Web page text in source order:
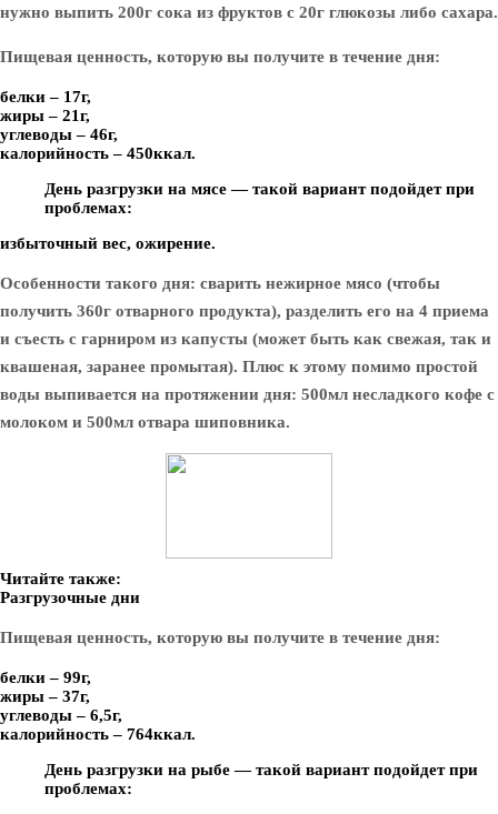
нужно выпить 200г сока из фруктов с 20г глюкозы либо сахара.
Пищевая ценность, которую вы получите в течение дня:
белки – 17г,
жиры – 21г,
углеводы – 46г,
калорийность – 450ккал.
День разгрузки на мясе — такой вариант подойдет при
проблемах:
избыточный вес, ожирение.
Особенности такого дня: сварить нежирное мясо (чтобы
получить 360г отварного продукта), разделить его на 4 приема
и съесть с гарниром из капусты (может быть как свежая, так и
квашеная, заранее промытая). Плюс к этому помимо простой
воды выпивается на протяжении дня: 500мл несладкого кофе с
молоком и 500мл отвара шиповника.
Читайте также:
Разгрузочные дни
Пищевая ценность, которую вы получите в течение дня:
белки – 99г,
жиры – 37г,
углеводы – 6,5г,
калорийность – 764ккал.
День разгрузки на рыбе — такой вариант подойдет при
проблемах: